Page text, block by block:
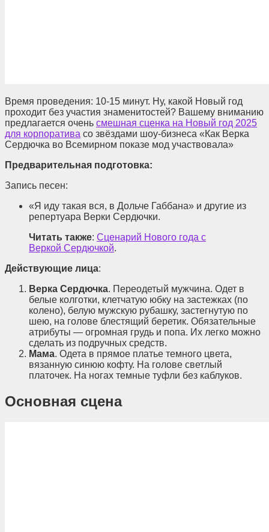
Время проведения: 10-15 минут. Ну, какой Новый год
проходит без участия знаменитостей? Вашему вниманию
предлагается очень смешная сценка на Новый год 2025
для корпоратива со звёздами шоу-бизнеса «Как Верка
Сердючка во Всемирном показе мод участвовала»
Предварительная подготовка:
Запись песен:
«Я иду такая вся, в Дольче Габбана» и другие из
репертуара Верки Сердючки.
Читать также: Сценарий Нового года с
Веркой Сердючкой.
Действующие лица:
Верка Сердючка. Переодетый мужчина. Одет в
белые колготки, клетчатую юбку на застежках (по
колено), белую мужскую рубашку, застегнутую по
шею, на голове блестящий беретик. Обязательные
атрибуты — огромная грудь и попа. Их легко можно
сделать из подручных средств.
Мама. Одета в прямое платье темного цвета,
вязанную синюю кофту. На голове светлый
платочек. На ногах темные туфли без каблуков.
Основная сцена